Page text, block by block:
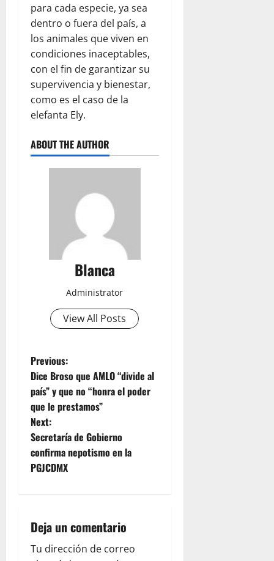
para cada especie, ya sea
dentro o fuera del país, a
los animales que viven en
condiciones inaceptables,
con el fin de garantizar su
supervivencia y bienestar,
como es el caso de la
elefanta Ely.
ABOUT THE AUTHOR
Blanca
Administrator
View All Posts
P
o
s
t
n
v
i
Previous:
Dice Broso que AMLO “divide al
país” y que no “honra el poder
que le prestamos”
Next:
Secretaría de Gobierno
confirma nepotismo en la
PGJCDMX
Deja un comentario
Tu dirección de correo